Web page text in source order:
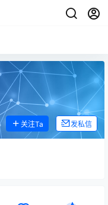
关注Ta 发私信